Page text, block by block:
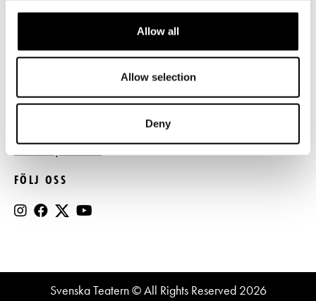
Allow all
Allow selection
Deny
Press
Register- och dataskyddsbeskrivning
FÖLJ OSS
Svenska Teatern © All Rights Reserved 2026